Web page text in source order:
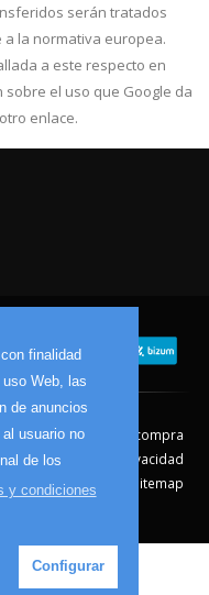
finalidad
Web, las
de anuncios
usuario no
de los
y condiciones
Configurar
serán tratados
a la normativa europea.
a este respecto en
el uso que Google da
enlace.
Condiciones de compra
Política de Privacidad
de Cookies
Sitemap